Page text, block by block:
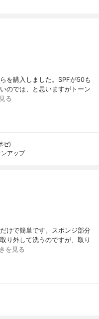
を購入しました。SPFが50も
のでは、と思いますがトーン
る
ゼ)
アップ
けで簡単です。スポンジ部分
り外して洗うのですが、取り
を見る